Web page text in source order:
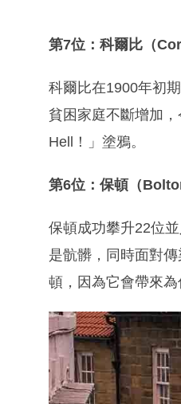
第7位：科爾比（
科爾比在1900年初
貧困家庭不斷增加
Hell！」塗鴉。
第6位：保頓（
保頓成功攀升22位
是骯髒，同時面對
頓，因為它會帶來為